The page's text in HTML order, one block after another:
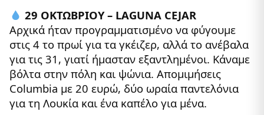
29 ΟΚΤΩΒΡΙΟΥ – LAGUNA CEJAR
Αρχικά ήταν προγραμματισμένο να φύγουμε
στις 4 το πρωί για τα γκέιζερ, αλλά το ανέβαλα
για τις 31, γιατί ήμασταν εξαντλημένοι. Κάναμε
βόλτα στην πόλη και ψώνια. Απομιμήσεις
Columbia με 20 ευρώ, δύο ωραία παντελόνια
για τη Λουκία και ένα καπέλο για μένα.